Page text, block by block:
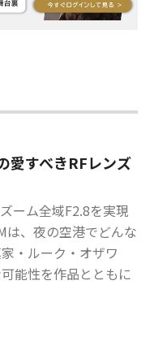
愛すべきRFレンズ
ーム全域F2.8を実現
は、夜の空港でどんな
・ルーク・オザワ
能性を作品とともに